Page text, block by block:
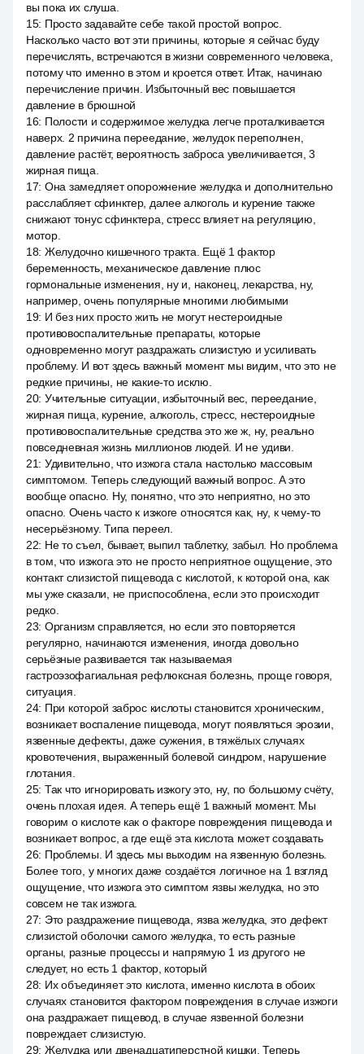
вы пока их слуша.
15: Просто задавайте себе такой простой вопрос.
Насколько часто вот эти причины, которые я сейчас буду
перечислять, встречаются в жизни современного человека,
потому что именно в этом и кроется ответ. Итак, начинаю
перечисление причин. Избыточный вес повышается
давление в брюшной
16: Полости и содержимое желудка легче проталкивается
наверх. 2 причина переедание, желудок переполнен,
давление растёт, вероятность заброса увеличивается, 3
жирная пища.
17: Она замедляет опорожнение желудка и дополнительно
расслабляет сфинктер, далее алкоголь и курение также
снижают тонус сфинктера, стресс влияет на регуляцию,
мотор.
18: Желудочно кишечного тракта. Ещё 1 фактор
беременность, механическое давление плюс
гормональные изменения, ну и, наконец, лекарства, ну,
например, очень популярные многими любимыми
19: И без них просто жить не могут нестероидные
противовоспалительные препараты, которые
одновременно могут раздражать слизистую и усиливать
проблему. И вот здесь важный момент мы видим, что это не
редкие причины, не какие-то исклю.
20: Учительные ситуации, избыточный вес, переедание,
жирная пища, курение, алкоголь, стресс, нестероидные
противовоспалительные средства это же ж, ну, реально
повседневная жизнь миллионов людей. И не удиви.
21: Удивительно, что изжога стала настолько массовым
симптомом. Теперь следующий важный вопрос. А это
вообще опасно. Ну, понятно, что это неприятно, но это
опасно. Очень часто к изжоге относятся как, ну, к чему-то
несерьёзному. Типа переел.
22: Не то съел, бывает, выпил таблетку, забыл. Но проблема
в том, что изжога это не просто неприятное ощущение, это
контакт слизистой пищевода с кислотой, к которой она, как
мы уже сказали, не приспособлена, если это происходит
редко.
23: Организм справляется, но если это повторяется
регулярно, начинаются изменения, иногда довольно
серьёзные развивается так называемая
гастроэзофагиальная рефлюксная болезнь, проще говоря,
ситуация.
24: При которой заброс кислоты становится хроническим,
возникает воспаление пищевода, могут появляться эрозии,
язвенные дефекты, даже сужения, в тяжёлых случаях
кровотечения, выраженный болевой синдром, нарушение
глотания.
25: Так что игнорировать изжогу это, ну, по большому счёту,
очень плохая идея. А теперь ещё 1 важный момент. Мы
говорим о кислоте как о факторе повреждения пищевода и
возникает вопрос, а где ещё эта кислота может создавать
26: Проблемы. И здесь мы выходим на язвенную болезнь.
Более того, у многих даже создаётся логичное на 1 взгляд
ощущение, что изжога это симптом язвы желудка, но это
совсем не так изжога.
27: Это раздражение пищевода, язва желудка, это дефект
слизистой оболочки самого желудка, то есть разные
органы, разные процессы и напрямую 1 из другого не
следует, но есть 1 фактор, который
28: Их объединяет это кислота, именно кислота в обоих
случаях становится фактором повреждения в случае изжоги
она раздражает пищевод, в случае язвенной болезни
повреждает слизистую.
29: Желудка или двенадцатиперстной кишки. Теперь